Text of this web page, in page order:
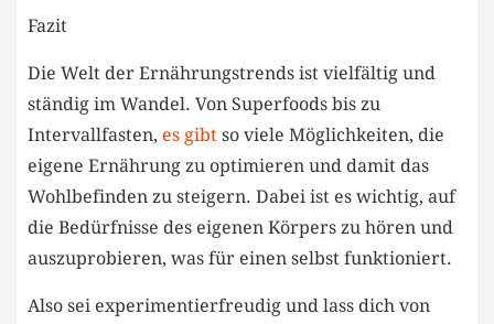
Fazit
Die Welt der⁢ Ernährungstrends ist vielfältig und
ständig ⁢im Wandel.⁤ Von Superfoods bis ​zu
Intervallfasten, es ⁣gibt ‍so⁣ viele Möglichkeiten,⁣ die​
eigene ⁢Ernährung zu optimieren und damit⁣ das
Wohlbefinden zu ​steigern. Dabei ist es wichtig, auf‌
die Bedürfnisse des eigenen Körpers‍ zu hören und
auszuprobieren, was ⁣für einen ⁣selbst⁤ funktioniert.
Also sei experimentierfreudig und lass dich von‌